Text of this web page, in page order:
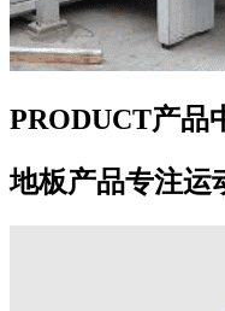
PRODUCT产品
地板产品专注运